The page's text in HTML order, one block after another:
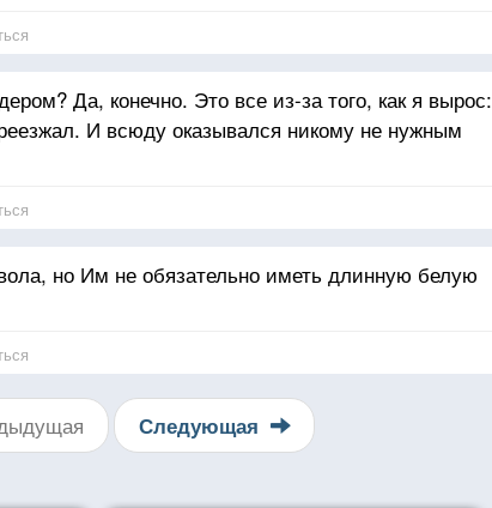
Да, конечно. Это все из-за того, как я вырос:
И всюду оказывался никому не нужным
но Им не обязательно иметь длинную белую
Следующая